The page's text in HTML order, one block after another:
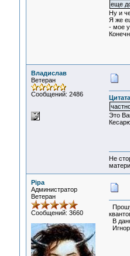
еще
Ну и
Я же
- мое
Владислав
Ветеран
Сообщений: 2486
Это
Не
Pipa
Администратор
Ветеран
Сообщений: 3660
В